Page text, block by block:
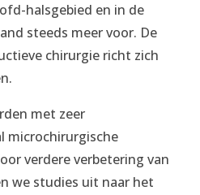
halsgebied en in de
steeds meer voor. De
chirurgie richt zich
met zeer
microchirurgische
verdere verbetering van
we studies uit naar het